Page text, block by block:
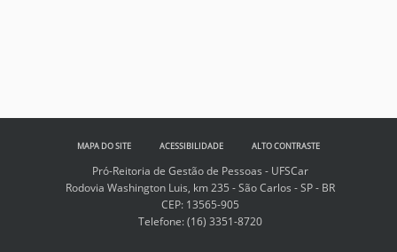
MAPA DO SITE ACESSIBILIDADE ALTO CONTRASTE
Pró-Reitoria de Gestão de Pessoas - UFSCar
Rodovia Washington Luis, km 235 - São Carlos - SP - BR
CEP: 13565-905
Telefone:(16) 3351-8720